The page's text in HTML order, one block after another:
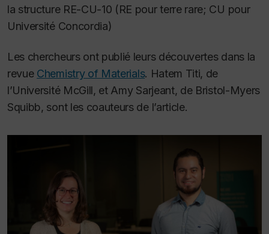
la structure RE-CU-10 (RE pour terre rare; CU pour
Université Concordia)
Les chercheurs ont publié leurs découvertes dans la
revue Chemistry of Materials. Hatem Titi, de
l’Université McGill, et Amy Sarjeant, de Bristol-Myers
Squibb, sont les coauteurs de l’article.